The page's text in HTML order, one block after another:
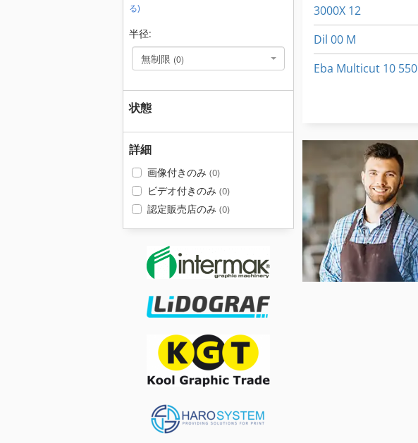
る)
半径:
無制限 (0)
状態
詳細
画像付きのみ (0)
ビデオ付きのみ (0)
認定販売店のみ (0)
3000X 12
Dil 00 M
Eba Multicut 10 550
Holke F 10 V